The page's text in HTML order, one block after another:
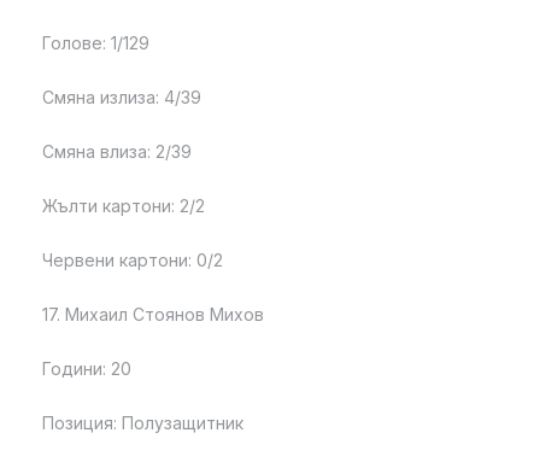
Голове: 1/129
Смяна излиза: 4/39
Смяна влиза: 2/39
Жълти картони: 2/2
Червени картони: 0/2
17. Михаил Стоянов Михов
Години: 20
Позиция: Полузащитник